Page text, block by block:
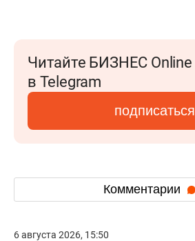
Читайте БИЗНЕС Online
в Telegram
подписаться
Комментарии
6 августа 2026, 15:50